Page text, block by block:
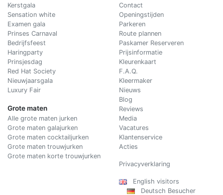
Kerstgala
Sensation white
Examen gala
Prinses Carnaval
Bedrijfsfeest
Haringparty
Prinsjesdag
Red Hat Society
Nieuwjaarsgala
Luxury Fair
Grote maten
Alle grote maten jurken
Grote maten galajurken
Grote maten cocktailjurken
Grote maten trouwjurken
Grote maten korte trouwjurken
Contact
Openingstijden
Parkeren
Route plannen
Paskamer Reserveren
Prijsinformatie
Kleurenkaart
F.A.Q.
Kleermaker
Nieuws
Blog
Reviews
Media
Vacatures
Klantenservice
Acties
Privacyverklaring
English visitors
Deutsch Besucher